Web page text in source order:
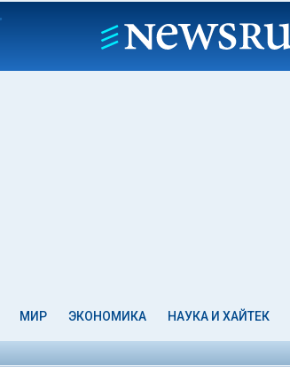
МИР ЭКОНОМИКА НАУКА И ХАЙТЕК